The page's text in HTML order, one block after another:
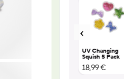
UV Changing
Squish 5 Pack
18,99 €